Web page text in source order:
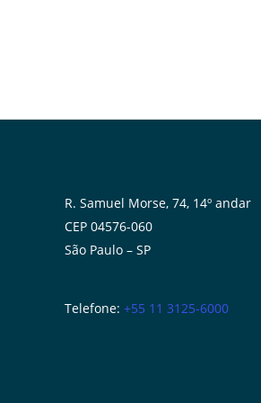
R. Samuel Morse, 74, 14º andar
CEP 04576-060
São Paulo – SP
Telefone: +55 11 3125-6000